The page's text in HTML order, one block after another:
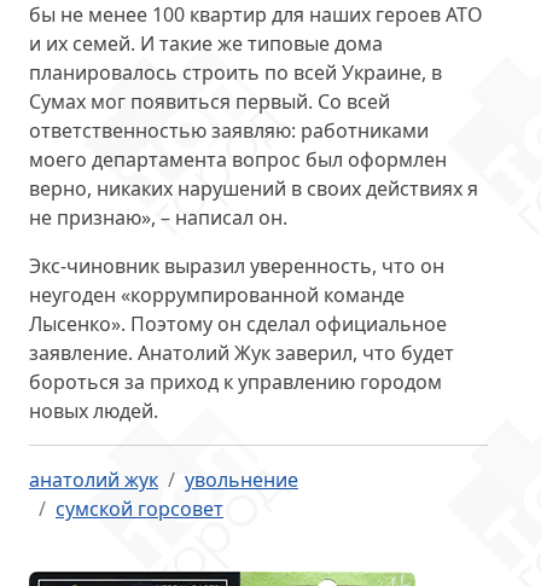
бы не менее 100 квартир для наших героев АТО
и их семей. И такие же типовые дома
планировалось строить по всей Украине, в
Сумах мог появиться первый. Со всей
ответственностью заявляю: работниками
моего департамента вопрос был оформлен
верно, никаких нарушений в своих действиях я
не признаю», – написал он.
Экс-чиновник выразил уверенность, что он
неугоден «коррумпированной команде
Лысенко». Поэтому он сделал официальное
заявление. Анатолий Жук заверил, что будет
бороться за приход к управлению городом
новых людей.
анатолий жук
увольнение
сумской горсовет